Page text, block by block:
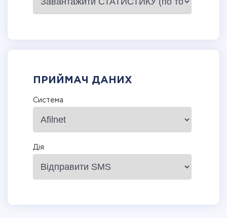
ПРИЙМАЧ ДАНИХ
Система
Дія